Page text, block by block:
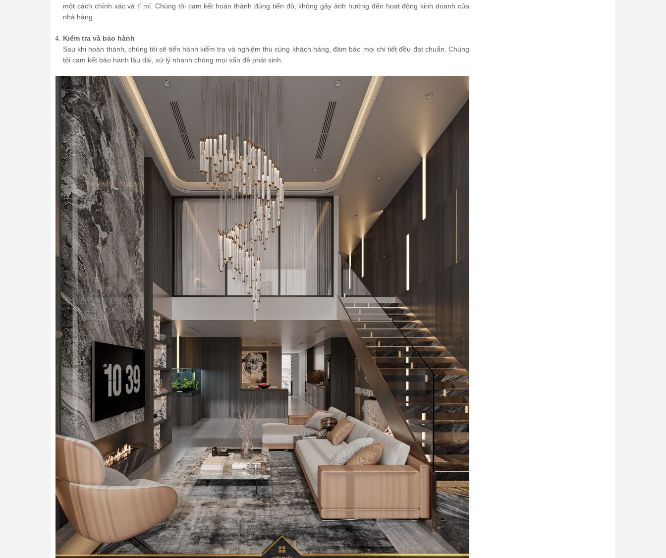
một cách chính xác và tỉ mỉ. Chúng tôi cam kết hoàn thành đúng tiến độ, không gây ảnh hưởng đến hoạt động kinh doanh của
nhà hàng.
Kiểm tra và bảo hành
Sau khi hoàn thành, chúng tôi sẽ tiến hành kiểm tra và nghiệm thu cùng khách hàng, đảm bảo mọi chi tiết đều đạt chuẩn. Chúng
tôi cam kết bảo hành lâu dài, xử lý nhanh chóng mọi vấn đề phát sinh.